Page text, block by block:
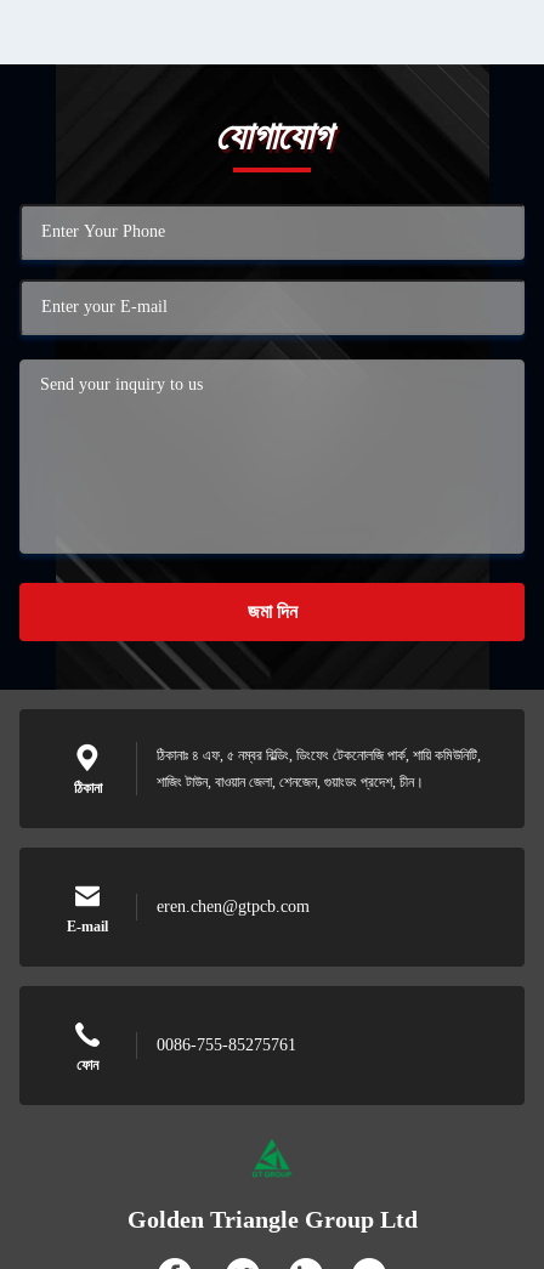
যোগাযোগ
জমা দিন
ঠিকানা
ঠিকানাঃ ৪ এফ, ৫ নম্বর বিল্ডিং, ডিংফেং টেকনোলজি পার্ক, শায়ি কমিউনিটি,
শাজিং টাউন, বাওয়ান জেলা, শেনজেন, গুয়াংডং প্রদেশ, চীন।
E-mail
eren.chen@gtpcb.com
ফোন
0086-755-85275761
Golden Triangle Group Ltd